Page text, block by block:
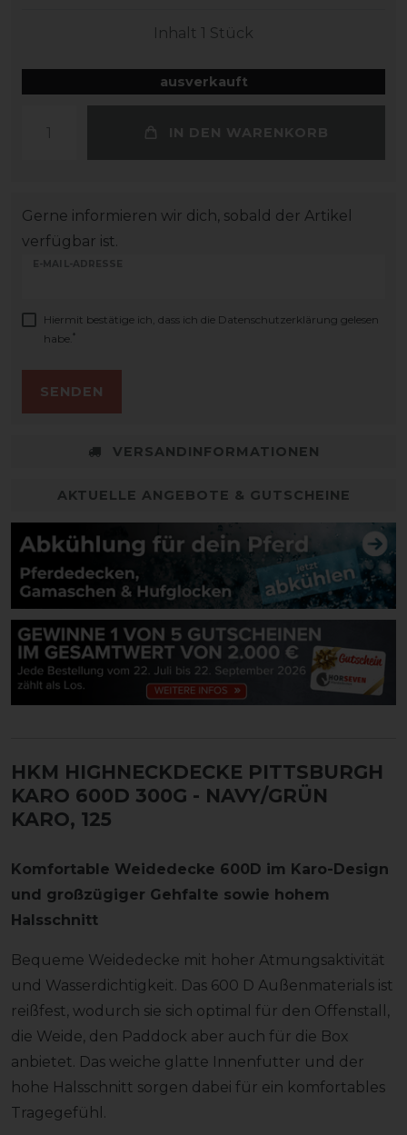
Inhalt 1 Stück
ausverkauft
IN DEN WARENKORB
Gerne informieren wir dich, sobald der Artikel
verfügbar ist.
E-MAIL-ADRESSE
Hiermit bestätige ich, dass ich die Daten­schutz­erklärung gelesen
habe. *
SENDEN
VERSANDINFORMATIONEN
AKTUELLE ANGEBOTE & GUTSCHEINE
HKM HIGHNECKDECKE PITTSBURGH
KARO 600D 300G - NAVY/GRÜN
KARO, 125
Komfortable Weidedecke 600D im Karo-Design
und großzügiger Gehfalte sowie hohem
Halsschnitt
Bequeme Weidedecke mit hoher Atmungsaktivität
und Wasserdichtigkeit. Das 600 D Außenmaterials ist
reißfest, wodurch sie sich optimal für den Offenstall,
die Weide, den Paddock aber auch für die Box
anbietet. Das weiche glatte Innenfutter und der
hohe Halsschnitt sorgen dabei für ein komfortables
Tragegefühl.